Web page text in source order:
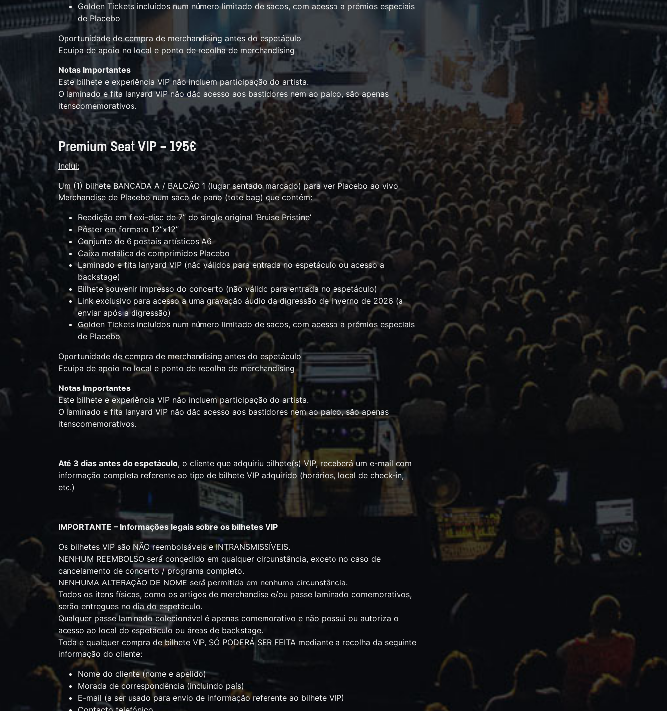
Golden Tickets incluídos num número limitado de sacos, com acesso a prémios especiais
de Placebo
Oportunidade de compra de merchandising antes do espetáculo
Equipa de apoio no local e ponto de recolha de merchandising
Notas Importantes
Este bilhete e experiência VIP não incluem participação do artista.
O laminado e fita lanyard VIP não dão acesso aos bastidores nem ao palco, são apenas
itenscomemorativos.
Premium Seat VIP – 195€
Inclui:
Um (1) bilhete BANCADA A / BALCÃO 1 (lugar sentado marcado) para ver Placebo ao vivo
Merchandise de Placebo num saco de pano (tote bag) que contém:
Reedição em flexi-disc de 7” do single original ‘Bruise Pristine’
Póster em formato 12”x12”
Conjunto de 6 postais artísticos A6
Caixa metálica de comprimidos Placebo
Laminado e fita lanyard VIP (não válidos para entrada no espetáculo ou acesso a
backstage)
Bilhete souvenir impresso do concerto (não válido para entrada no espetáculo)
Link exclusivo para acesso a uma gravação áudio da digressão de inverno de 2026 (a
enviar após a digressão)
Golden Tickets incluídos num número limitado de sacos, com acesso a prémios especiais
de Placebo
Oportunidade de compra de merchandising antes do espetáculo
Equipa de apoio no local e ponto de recolha de merchandising
Notas Importantes
Este bilhete e experiência VIP não incluem participação do artista.
O laminado e fita lanyard VIP não dão acesso aos bastidores nem ao palco, são apenas
itenscomemorativos.
Até 3 dias antes do espetáculo, o cliente que adquiriu bilhete(s) VIP, receberá um e-mail com
informação completa referente ao tipo de bilhete VIP adquirido (horários, local de check-in,
etc.)
IMPORTANTE – Informações legais sobre os bilhetes VIP
Os bilhetes VIP são NÃO reembolsáveis e INTRANSMISSÍVEIS.
NENHUM REEMBOLSO será́ concedido em qualquer circunstância, exceto no caso de
cancelamento de concerto / programa completo.
NENHUMA ALTERAÇÃO DE NOME será́ permitida em nenhuma circunstância.
Todos os itens físicos, como os artigos de merchandise e/ou passe laminado comemorativos,
serão entregues no dia do espetáculo.
Qualquer passe laminado colecionável é apenas comemorativo e não possui ou autoriza o
acesso ao local do espetáculo ou áreas de backstage.
Toda e qualquer compra de bilhete VIP, SÓ PODERÁ SER FEITA mediante a recolha da seguinte
informação do cliente:
Nome do cliente (nome e apelido)
Morada de correspondência (incluindo país)
E-mail (a ser usado para envio de informação referente ao bilhete VIP)